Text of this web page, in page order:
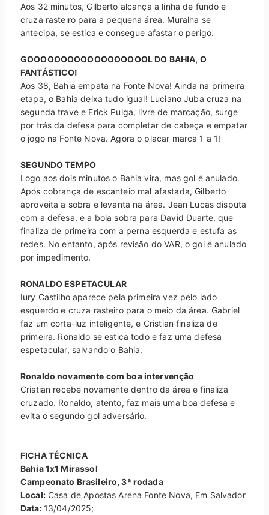
Aos 32 minutos, Gilberto alcança a linha de fundo e
cruza rasteiro para a pequena área. Muralha se
antecipa, se estica e consegue afastar o perigo.
GOOOOOOOOOOOOOOOOOOL DO BAHIA, O
FANTÁSTICO!
Aos 38, Bahia empata na Fonte Nova! Ainda na primeira
etapa, o Bahia deixa tudo igual! Luciano Juba cruza na
segunda trave e Erick Pulga, livre de marcação, surge
por trás da defesa para completar de cabeça e empatar
o jogo na Fonte Nova. Agora o placar marca 1 a 1!
SEGUNDO TEMPO
Logo aos dois minutos o Bahia vira, mas gol é anulado.
Após cobrança de escanteio mal afastada, Gilberto
aproveita a sobra e levanta na área. Jean Lucas disputa
com a defesa, e a bola sobra para David Duarte, que
finaliza de primeira com a perna esquerda e estufa as
redes. No entanto, após revisão do VAR, o gol é anulado
por impedimento.
RONALDO ESPETACULAR
Iury Castilho aparece pela primeira vez pelo lado
esquerdo e cruza rasteiro para o meio da área. Gabriel
faz um corta-luz inteligente, e Cristian finaliza de
primeira. Ronaldo se estica todo e faz uma defesa
espetacular, salvando o Bahia.
Ronaldo novamente com boa intervenção
Cristian recebe novamente dentro da área e finaliza
cruzado. Ronaldo, atento, faz mais uma boa defesa e
evita o segundo gol adversário.
FICHA TÉCNICA
Bahia 1x1 Mirassol
Campeonato Brasileiro, 3ª rodada
Local:Casa de Apostas Arena Fonte Nova, Em Salvador
Data: 13/04/2025;